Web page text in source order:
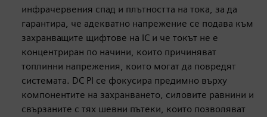
инфрачервения спад и плътността на тока, за да
гарантира, че адекватно напрежение се подава към
захранващите щифтове на IC и че токът не е
концентриран по начини, които причиняват
топлинни напрежения, които могат да повредят
системата. DC PI се фокусира предимно върху
компонентите на захранването, силовите равнини и
свързаните с тях шевни пътеки, които позволяват